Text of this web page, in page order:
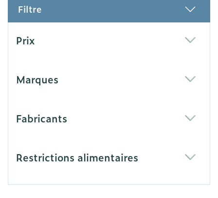
Filtre
Prix
Marques
Fabricants
Restrictions alimentaires